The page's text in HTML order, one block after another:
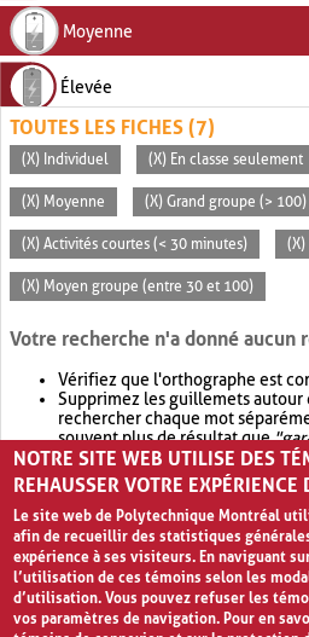
Moyenne
Élevée
TOUTES LES FICHES (7)
(X) Individuel (X) En classe seulement
(X) Moyenne (X) Grand groupe (> 100)
(X) Activités courtes (< 30 minutes) (X)
(X) Moyen groupe (entre 30 et 100)
Votre recherche n'a donné aucun
Vérifiez que l'orthographe est
Supprimez les guillemets autour
rechercher chaque mot
souvent plus de résultat que
Envisagez d'élargir votre
retournera souvent plus de
NOTRE SITE WEB UTILISE DES
REHAUSSER VOTRE
Le site web de Polytechnique Montréal
afin de recueillir des statistiques
expérience à ses visiteurs. En naviguant
l’utilisation de ces témoins selon les
d’utilisation. Vous pouvez refuser les
vos paramètres de navigation. Pour en